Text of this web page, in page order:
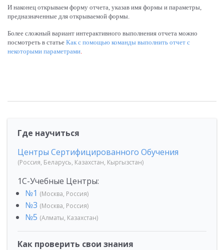
И наконец открываем форму отчета, указав имя формы и параметры,
предназначенные для открываемой формы.
Более сложный вариант интерактивного выполнения отчета можно
посмотреть в статье Как с помощью команды выполнить отчет с
некоторыми параметрами.
Где научиться
Центры Сертифицированного Обучения
(Россия, Беларусь, Казахстан, Кыргызстан)
1С-Учебные Центры:
№1 (Москва, Россия)
№3 (Москва, Россия)
№5 (Алматы, Казахстан)
Как проверить свои знания